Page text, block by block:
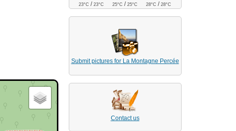
23°C /23°C 25°C /25°C 28°C /28°C
Submit pictures for La Montagne Percée
Contact us